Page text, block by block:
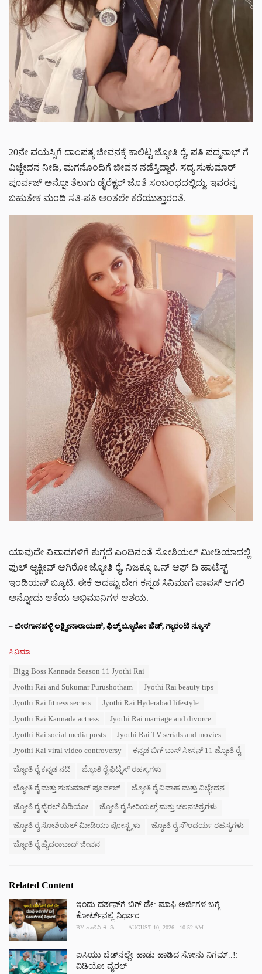
20ನೇ ವಯಸ್ಸಿಗೆ ದಾಂಪತ್ಯ ಜೀವನಕ್ಕೆ ಕಾಲಿಟ್ಟ ಜ್ಯೋತಿ ರೈ, ಪತಿ ಪದ್ಮನಾಭ್ ಗೆ
ವಿಚ್ಚೇದನ ನೀಡಿ, ಮಗನೊಂದಿಗೆ ಜೀವನ ನಡೆಸ್ತಿದ್ದಾರೆ. ಸದ್ಯ ಸುಕುಮಾರ್
ಪೂರ್ವಜ್ ಅನ್ನೋ ತೆಲುಗು ಡೈರೆಕ್ಟರ್ ಜೊತೆ ಸಂಬಂಧದಲ್ಲಿದ್ದು, ಇವರನ್ನ
ಬಹುತೇಕ ಮಂದಿ ಸತಿ-ಪತಿ ಅಂತಲೇ ಕರೆಯುತ್ತಾರಂತೆ.
ಯಾವುದೇ ವಿವಾದಗಳಿಗೆ ಕುಗ್ಗದೆ ಎಂದಿನಂತೆ ಸೋಶಿಯಲ್ ಮೀಡಿಯಾದಲ್ಲಿ
ಫುಲ್ ಆ್ಯಕ್ಟೀವ್ ಆಗಿರೋ ಜ್ಯೋತಿ ರೈ, ನಿಜಕ್ಕೂ ಒನ್ ಆಫ್ ದಿ ಹಾಟೆಸ್ಟ್
ಇಂಡಿಯನ್ ಬ್ಯೂಟಿ. ಈಕೆ ಆದಷ್ಟು ಬೇಗ ಕನ್ನಡ ಸಿನಿಮಾಗೆ ವಾಪಸ್ ಆಗಲಿ
ಅನ್ನೋದು ಆಕೆಯ ಅಭಿಮಾನಿಗಳ ಆಶಯ.
– ಬೀರಗಾನಹಳ್ಳಿ ಲಕ್ಷ್ಮೀನಾರಾಯಣ್, ಫಿಲ್ಮ್ ಬ್ಯೂರೋ ಹೆಡ್, ಗ್ಯಾರಂಟಿ ನ್ಯೂಸ್
C
ಸಿನಿಮಾ
Bigg Boss Kannada Season 11 Jyothi Rai
Jyothi Rai and Sukumar Purushotham
Jyothi Rai beauty tips
Jyothi Rai fitness secrets
Jyothi Rai Hyderabad lifestyle
Jyothi Rai Kannada actress
Jyothi Rai marriage and divorce
Jyothi Rai social media posts
Jyothi Rai TV serials and movies
Jyothi Rai viral video controversy
ಕನ್ನಡ ಬಿಗ್ ಬಾಸ್ ಸೀಸನ್ 11 ಜ್ಯೋತಿ ರೈ
ಜ್ಯೋತಿ ರೈ ಕನ್ನಡ ನಟಿ ಜ್ಯೋತಿ ರೈ ಫಿಟ್ನೆಸ್ ರಹಸ್ಯಗಳು
ಜ್ಯೋತಿ ರೈ ಮತ್ತು ಸುಕುಮಾರ್ ಪೂರ್ವಜ್ ಜ್ಯೋತಿ ರೈ ವಿವಾಹ ಮತ್ತು ವಿಚ್ಛೇದನ
ಜ್ಯೋತಿ ರೈ ವೈರಲ್ ವಿಡಿಯೋ ಜ್ಯೋತಿ ರೈ ಸೀರಿಯಲ್ಸ್ ಮತ್ತು ಚಲನಚಿತ್ರಗಳು
ಜ್ಯೋತಿ ರೈ ಸೋಶಿಯಲ್ ಮೀಡಿಯಾ ಪೋಸ್ಟ್ಗಳು ಜ್ಯೋತಿ ರೈ ಸೌಂದರ್ಯ ರಹಸ್ಯಗಳು
ಜ್ಯೋತಿ ರೈ ಹೈದರಾಬಾದ್ ಜೀವನ
Related Content
ಇಂದು ದರ್ಶನ್‌ಗೆ ಬಿಗ್ ಡೇ: ಮಾಫಿ ಅರ್ಜಿಗಳ ಬಗ್ಗೆ
ಕೋರ್ಟ್‌ನಲ್ಲಿ ನಿರ್ಧಾರ
BY ಶಾಲಿನಿ ಕೆ. ಡಿ AUGUST 10, 2026 - 10:52 AM
ಐಸಿಯು ಬೆಡ್‌ನಲ್ಲೇ ಹಾಡು ಹಾಡಿದ ಸೋನು ನಿಗಮ್..!:
ವಿಡಿಯೋ ವೈರಲ್